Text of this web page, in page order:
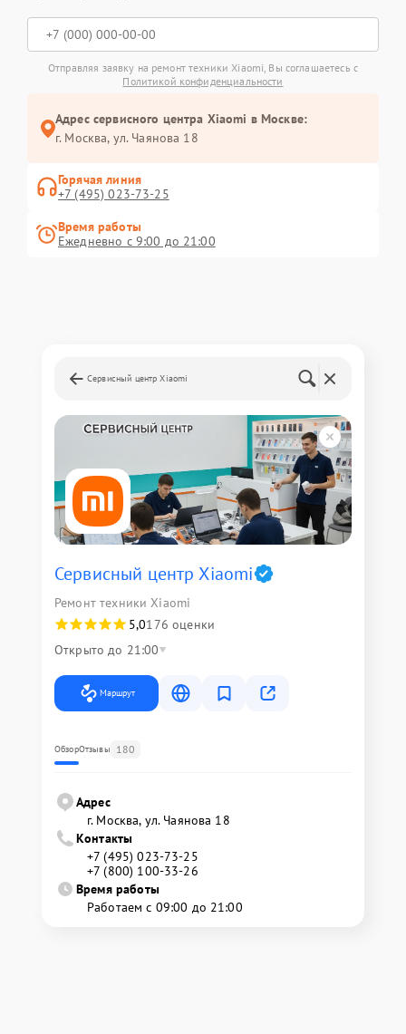
Отправляя заявку на ремонт техники Xiaomi, Вы соглашаетесь с
Политикой конфиденциальности
Адрес сервисного центра Xiaomi в Москве:
г. Москва, ул. Чаянова 18
Горячая линия
+7 (495) 023-73-25
Время работы
Ежедневно с 9:00 до 21:00
Сервисный центр Xiaomi
Сервисный центр Xiaomi
Ремонт техники Xiaomi
5,0176 оценки
Открыто до 21:00
Маршрут
ОбзорОтзывы 180
Адрес
г. Москва, ул. Чаянова 18
Контакты
+7 (495) 023-73-25
+7 (800) 100-33-26
Время работы
Работаем с 09:00 до 21:00